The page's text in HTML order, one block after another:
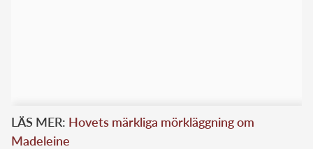
LÄS MER: Hovets märkliga mörkläggning om
Madeleine